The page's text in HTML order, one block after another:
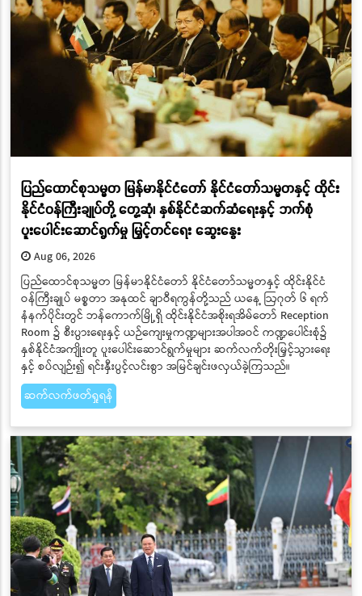
ပြည်ထောင်စုသမ္မတ မြန်မာနိုင်ငံတော် နိုင်ငံတော်သမ္မတနှင့် ထိုင်း
နိုင်ငံဝန်ကြီးချုပ်တို့ တွေ့ဆုံ၊ နှစ်နိုင်ငံဆက်ဆံရေးနှင့် ဘက်စုံ
ပူးပေါင်းဆောင်ရွက်မှု မြှင့်တင်ရေး ဆွေးနွေး
Aug 06, 2026
​​​​​​​ပြည်ထောင်စုသမ္မတ မြန်မာနိုင်ငံတော် နိုင်ငံတော်သမ္မတနှင့် ထိုင်းနိုင်ငံ
ဝန်ကြီးချုပ် မစ္စတာ အနုထင် ချာဝီရကွန်တို့သည် ယနေ့ ဩဂုတ် ၆ ရက်
နံနက်ပိုင်းတွင် ဘန်ကောက်မြို့ရှိ ထိုင်းနိုင်ငံအစိုးရအိမ်တော် Reception
Room ၌ စီးပွားရေးနှင့် ယဉ်ကျေးမှုကဏ္ဍများအပါအဝင် ကဏ္ဍပေါင်းစုံ၌
နှစ်နိုင်ငံအကျိုးတူ ပူးပေါင်းဆောင်ရွက်မှုများ ဆက်လက်တိုးမြှင့်သွားရေး
နှင့် စပ်လျဉ်း၍ ရင်းနှီးပွင့်လင်းစွာ အမြင်ချင်းဖလှယ်ခဲ့ကြသည်။
ဆက်လက်ဖတ်ရှုရန်